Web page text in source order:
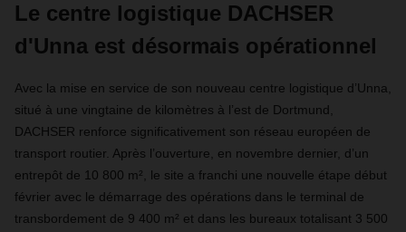
Le centre logistique DACHSER
d'Unna est désormais opérationnel
Avec la mise en service de son nouveau centre logistique d’Unna,
situé à une vingtaine de kilomètres à l’est de Dortmund,
DACHSER renforce significativement son réseau européen de
transport routier. Après l’ouverture, en novembre dernier, d’un
entrepôt de 10 800 m², le site a franchi une nouvelle étape début
février avec le démarrage des opérations dans le terminal de
transbordement de 9 400 m² et dans les bureaux totalisant 3 500